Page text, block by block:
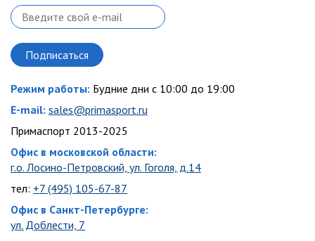
Режим работы: Будние дни с 10:00 до 19:00
E-mail: sales@primasport.ru
Примаспорт 2013-2025
Офис в московской области:
г.о. Лосино-Петровский, ул. Гоголя, д.14
тел: +7 (495) 105-67-87
Офис в Санкт-Петербурге:
ул. Доблести, 7